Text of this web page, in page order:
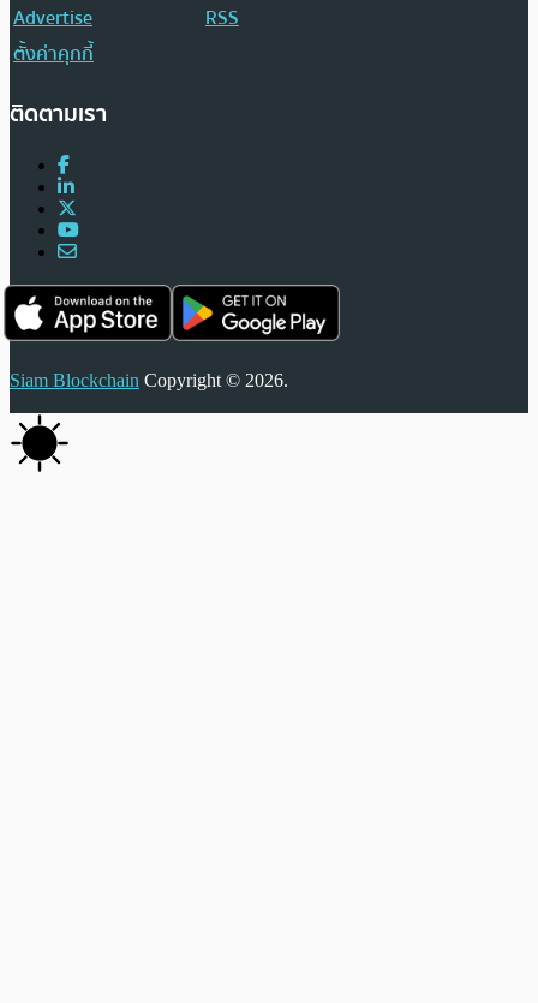
Advertise
RSS
ตั้งค่าคุกกี้
ติดตามเรา
Siam Blockchain Copyright © 2026.